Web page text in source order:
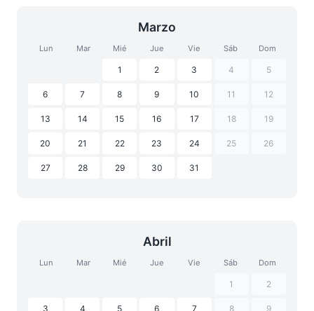
Marzo
Lun Mar Mié Jue Vie Sáb Dom
1 2 3 4 5
6 7 8 9 10 11 12
13 14 15 16 17 18 19
20 21 22 23 24 25 26
27 28 29 30 31
Abril
Lun Mar Mié Jue Vie Sáb Dom
1 2
3 4 5 6 7 8 9